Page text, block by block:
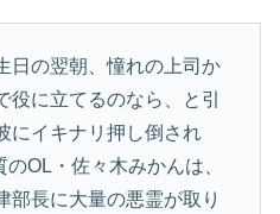
日の翌朝、憧れの上司か
役に立てるのなら、と引
にイキナリ押し倒され
OL・佐々木みかんは、
部長に大量の悪霊が取り